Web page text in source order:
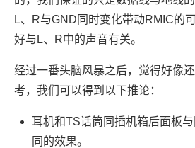
L、R与GND同时变化带动RMIC的
好与L、R中的声音有关。
经过一番头脑风暴之后，觉得好像
考，我们可以得到以下推论：
耳机和TS话筒同插机箱后面板
同的效果。